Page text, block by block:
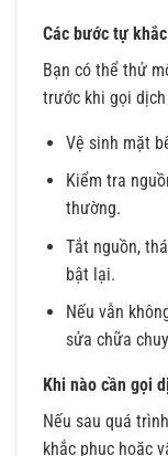
Các bước tự
Bạn có thể thử
trước khi gọi dịch
Vệ sinh mặt
Kiểm tra
thường.
Tắt nguồn,
bật lại.
Nếu vẫn
sửa chữa
Khi nào cần gọi
Nếu sau quá
khắc phục hoặc